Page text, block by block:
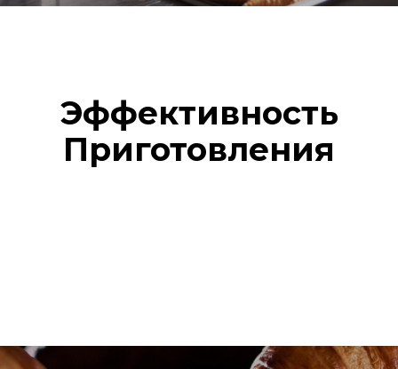
Эффективность
Приготовления